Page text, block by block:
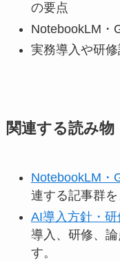
の要点
NotebookLM・
実務導入や研
関連する読み物
NotebookLM・
連する記事群を
AI導入方針・
導入、研修、
す。